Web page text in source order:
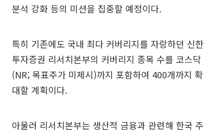
분석 강화 등의 미션을 집중할 예정이다.
특히 기존에도 국내 최다 커버리지를 자랑하던 신한
투자증권 리서치본부의 커버리지 종목 수를 코스닥
(NR; 목표주가 미제시)까지 포함하여 400개까지 확
대할 계획이다.
아울러 리서치본부는 생산적 금융과 관련해 한국 주